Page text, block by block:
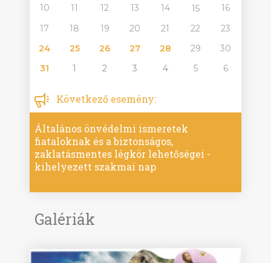
10 11 12 13 14 15
16
17
18 19 20 21 22
23
24
25 26 27 28 29
30
31
1 2 3 4 5 6
Következő esemény:
Általános önvédelmi ismeretek
fiataloknak és a biztonságos,
zaklatásmentes légkör lehetőségei -
kihelyezett szakmai nap
Galériák